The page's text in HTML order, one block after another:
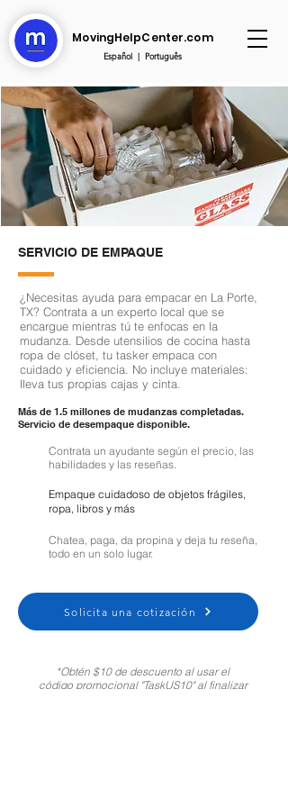
MovingHelpCenter.com
Español| Português
SERVICIO DE EMPAQUE
¿Necesitas ayuda para empacar en La Porte,
TX? Contrata a un experto local que se
encargue mientras tú te enfocas en la
mudanza. Desde utensilios de cocina hasta
ropa de clóset, tu tasker empaca con
cuidado y eficiencia. No incluye materiales:
lleva tus propias cajas y cinta.
Más de 1.5 millones de mudanzas completadas.
Servicio de desempaque disponible.
Contrata un ayudante según el precio, las
habilidades y las reseñas.
Empaque cuidadoso de objetos frágiles,
ropa, libros y más
Chatea, paga, da propina y deja tu reseña,
todo en un solo lugar.
Solicita una cotización
*Obtén $10 de descuento al usar el
código promocional "TaskUS10" al finalizar